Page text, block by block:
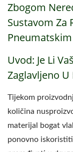
Zbogom
Sustavom Za
Uvod: Je Li
Zaglavljeno U
Tijekom
količina
materijal bogat
ponovno